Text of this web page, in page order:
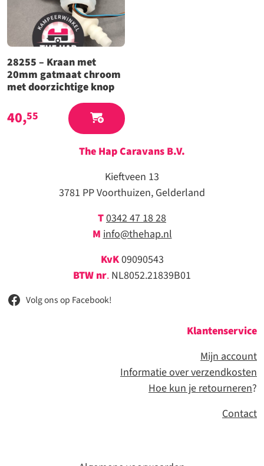
28255 – Kraan met
20mm gatmaat chroom
met doorzichtige knop
40,55
The Hap Caravans B.V.
Kieftveen 13
3781 PP Voorthuizen, Gelderland
T0342 47 18 28
M info@thehap.nl
KvK09090543
BTW nr. NL8052.21839B01
Volg ons op Facebook!
Klantenservice
Mijn account
Informatie over verzendkosten
Hoe kun je retourneren?
Contact